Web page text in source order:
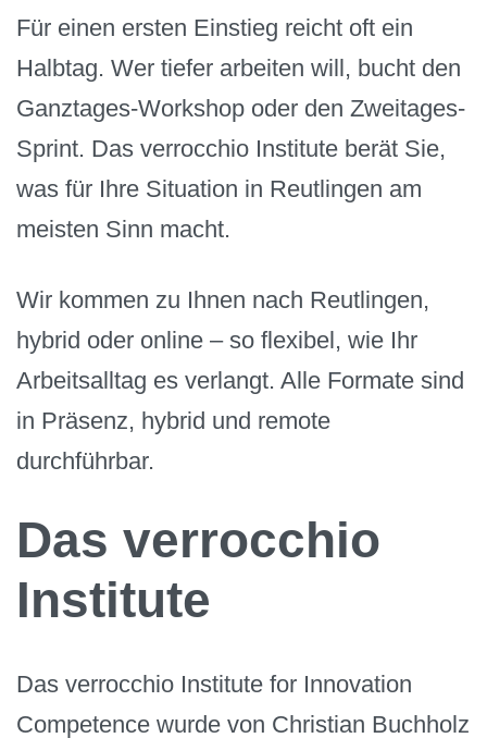
Für einen ersten Einstieg reicht oft ein
Halbtag. Wer tiefer arbeiten will, bucht den
Ganztages-Workshop oder den Zweitages-
Sprint. Das verrocchio Institute berät Sie,
was für Ihre Situation in Reutlingen am
meisten Sinn macht.
Wir kommen zu Ihnen nach Reutlingen,
hybrid oder online – so flexibel, wie Ihr
Arbeitsalltag es verlangt. Alle Formate sind
in Präsenz, hybrid und remote
durchführbar.
Das verrocchio
Institute
Das verrocchio Institute for Innovation
Competence wurde von Christian Buchholz